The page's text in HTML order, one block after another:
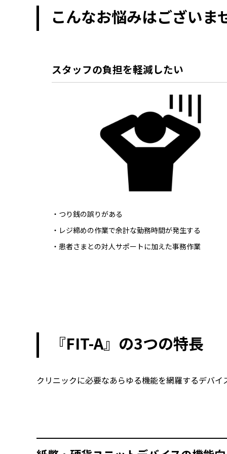
こんなお悩みはございま
スタッフの負担を軽減したい
・つり銭の誤りがある
・レジ締めの作業で余計な勤務時間が発生する
・患者さまとの対人サポートに加えた事務作業
『FIT-A』の3つの特長
クリニックに必要なあらゆる機能を網羅するデバイ